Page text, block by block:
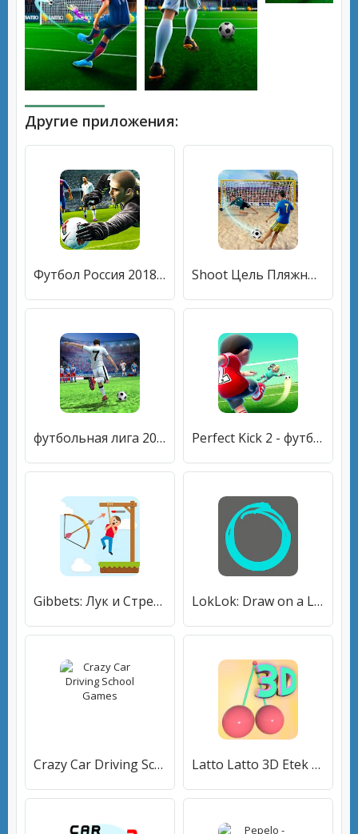
Другие приложения:
Футбол Россия 2018 Кубок мира Футбольная игра 2018 Shoot Цель Пляжный футбол
футбольная лига 2020: оффлайн футбольные игры 2020 Perfect Kick 2 - футбольная игра
Gibbets: Лук и Стрелы! Лучник, попади в цель! LokLok: Draw on a Lock Screen
Crazy Car Driving School Games Latto Latto 3D Etek Tok Tok